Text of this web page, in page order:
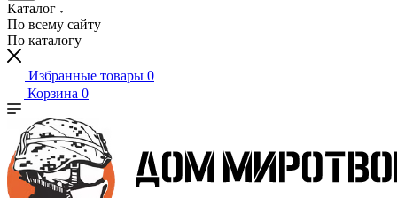
Каталог
По всему сайту
По каталогу
Избранные товары 0
Корзина 0